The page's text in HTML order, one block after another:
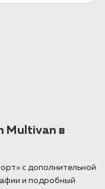
Multivan в
с дополнительной
и подробный